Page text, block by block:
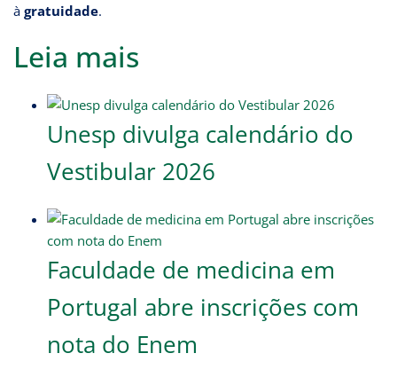
à gratuidade.
Leia mais
Unesp divulga calendário do
Vestibular 2026
Faculdade de medicina em
Portugal abre inscrições com
nota do Enem